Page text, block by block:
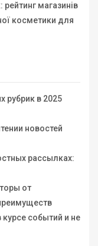
магазинів
косметики для
рубрик в 2025
новостей
рассылках:
от
событий и не